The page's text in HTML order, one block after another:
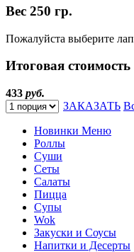
Вес 250 гр.
Пожалуйста выберите
Итоговая стоимость
433 руб.
ЗАКАЗАТЬ
Новинки Меню
Роллы
Суши
Сеты
Салаты
Пицца
Супы
Wok
Закуски и Соусы
Напитки и Десерты